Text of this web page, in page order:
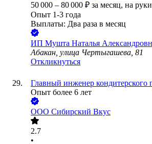
50 000 – 80 000 ₽ за месяц, на руки
Опыт 1-3 года
Выплаты: Два раза в месяц
ИП Мушта Наталья
Абакан, улица Чертыгашева, 81
Откликнуться
Главный инженер кондитерского
Опыт более 6 лет
ООО Сибирский Вкус
2.7
•